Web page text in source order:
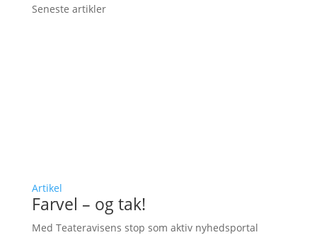
Seneste artikler
Artikel
Farvel – og tak!
Med Teateravisens stop som aktiv nyhedsportal